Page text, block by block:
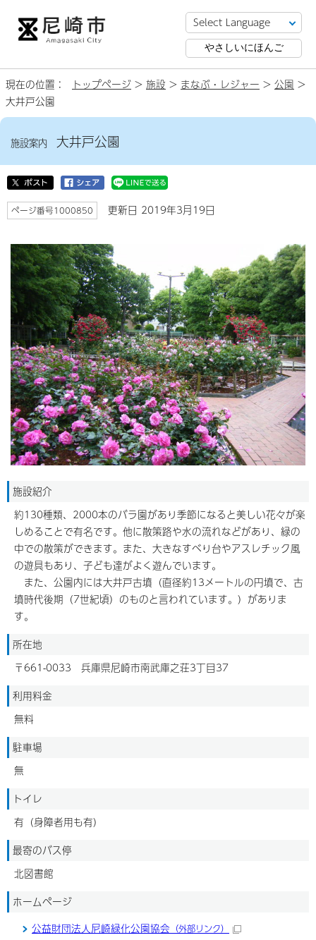
やさしいにほんご
現在の位置： トップページ > 施設 > まなぶ・レジャー > 公園 >
大井戸公園
施設案内 大井戸公園
ページ番号1000850 更新日 2019年3月19日
施設紹介
約130種類、2000本のバラ園があり季節になると美しい花々が楽
しめることで有名です。他に散策路や水の流れなどがあり、緑の
中での散策ができます。また、大きなすべり台やアスレチック風
の遊具もあり、子ども達がよく遊んでいます。
また、公園内には大井戸古墳（直径約13メートルの円墳で、古
墳時代後期（7世紀頃）のものと言われています。）がありま
す。
所在地
〒661-0033 兵庫県尼崎市南武庫之荘3丁目37
利用料金
無料
駐車場
無
トイレ
有（身障者用も有）
最寄のバス停
北図書館
ホームページ
公益財団法人尼崎緑化公園協会 （外部リンク）